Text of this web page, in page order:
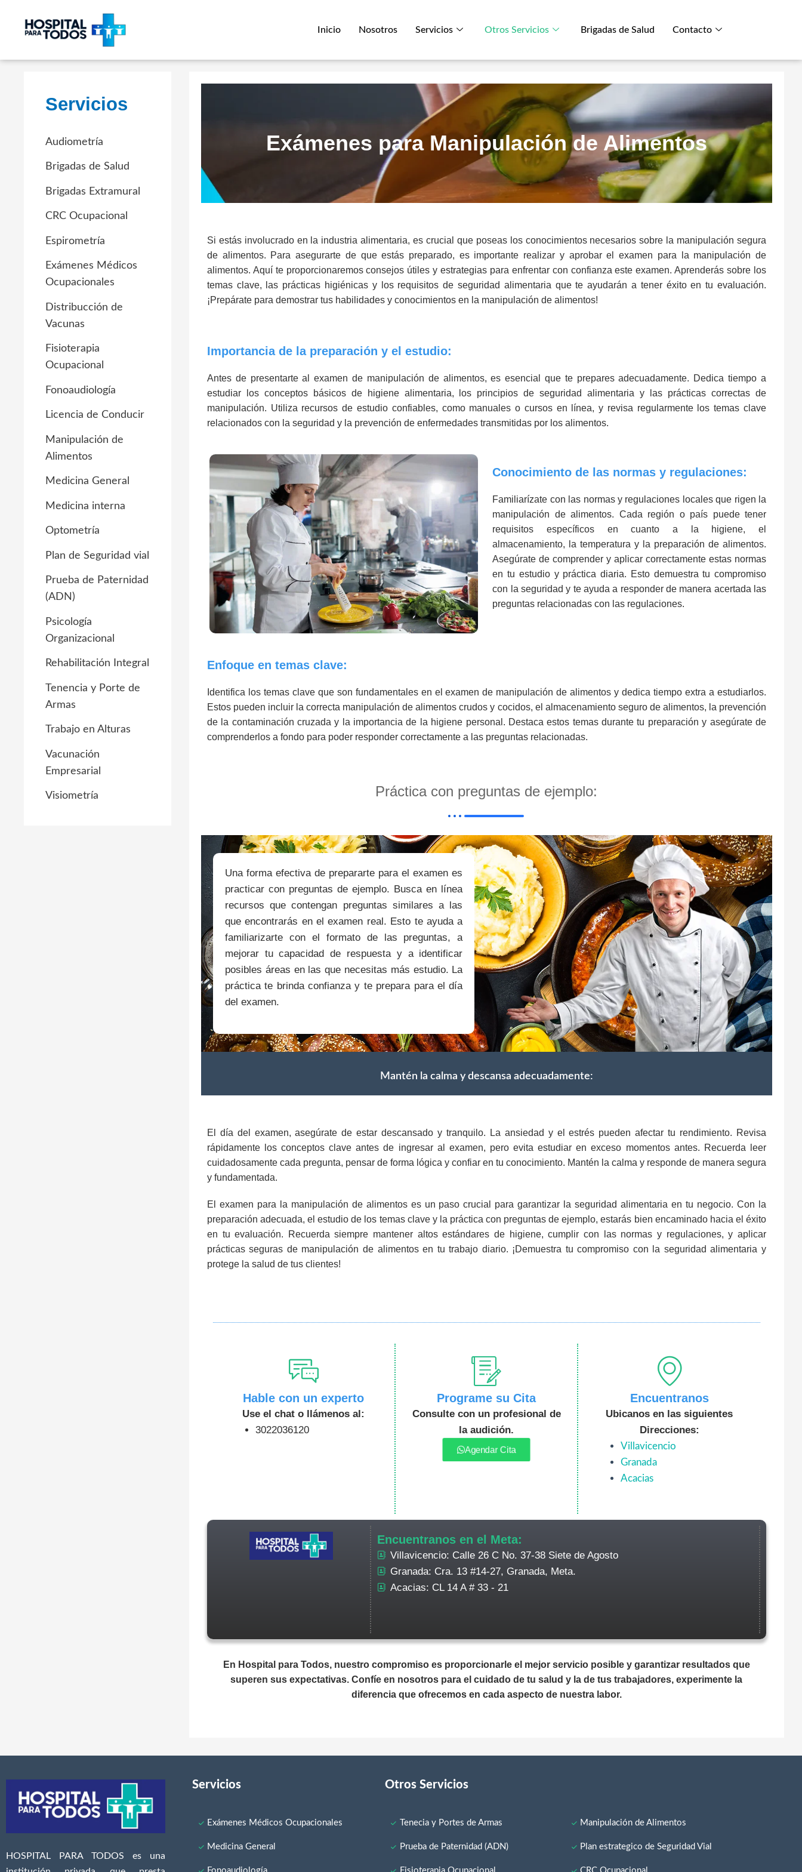
Inicio Nosotros Servicios Otros Servicios Brigadas de Salud Contacto
Servicios
Audiometría
Brigadas de Salud
Brigadas Extramural
CRC Ocupacional
Espirometría
Exámenes Médicos
Ocupacionales
Distribucción de
Vacunas
Fisioterapia
Ocupacional
Fonoaudiología
Licencia de Conducir
Manipulación de
Alimentos
Medicina General
Medicina interna
Optometría
Plan de Seguridad vial
Prueba de Paternidad
(ADN)
Psicología
Organizacional
Rehabilitación Integral
Tenencia y Porte de
Armas
Trabajo en Alturas
Vacunación
Empresarial
Visiometría
Exámenes para Manipulación de Alimentos
Si estás involucrado en la industria alimentaria, es crucial que poseas los conocimientos necesarios sobre la manipulación segura
de alimentos. Para asegurarte de que estás preparado, es importante realizar y aprobar el examen para la manipulación de
alimentos. Aquí te proporcionaremos consejos útiles y estrategias para enfrentar con confianza este examen. Aprenderás sobre los
temas clave, las prácticas higiénicas y los requisitos de seguridad alimentaria que te ayudarán a tener éxito en tu evaluación.
¡Prepárate para demostrar tus habilidades y conocimientos en la manipulación de alimentos!
Importancia de la preparación y el estudio:
Antes de presentarte al examen de manipulación de alimentos, es esencial que te prepares adecuadamente. Dedica tiempo a
estudiar los conceptos básicos de higiene alimentaria, los principios de seguridad alimentaria y las prácticas correctas de
manipulación. Utiliza recursos de estudio confiables, como manuales o cursos en línea, y revisa regularmente los temas clave
relacionados con la seguridad y la prevención de enfermedades transmitidas por los alimentos.
Conocimiento de las normas y regulaciones:
Familiarízate con las normas y regulaciones locales que rigen la
manipulación de alimentos. Cada región o país puede tener
requisitos específicos en cuanto a la higiene, el
almacenamiento, la temperatura y la preparación de alimentos.
Asegúrate de comprender y aplicar correctamente estas normas
en tu estudio y práctica diaria. Esto demuestra tu compromiso
con la seguridad y te ayuda a responder de manera acertada las
preguntas relacionadas con las regulaciones.
Enfoque en temas clave:
Identifica los temas clave que son fundamentales en el examen de manipulación de alimentos y dedica tiempo extra a estudiarlos.
Estos pueden incluir la correcta manipulación de alimentos crudos y cocidos, el almacenamiento seguro de alimentos, la prevención
de la contaminación cruzada y la importancia de la higiene personal. Destaca estos temas durante tu preparación y asegúrate de
comprenderlos a fondo para poder responder correctamente a las preguntas relacionadas.
Práctica con preguntas de ejemplo:
Una forma efectiva de prepararte para el examen es
practicar con preguntas de ejemplo. Busca en línea
recursos que contengan preguntas similares a las
que encontrarás en el examen real. Esto te ayuda a
familiarizarte con el formato de las preguntas, a
mejorar tu capacidad de respuesta y a identificar
posibles áreas en las que necesitas más estudio. La
práctica te brinda confianza y te prepara para el día
del examen.
Mantén la calma y descansa adecuadamente:
El día del examen, asegúrate de estar descansado y tranquilo. La ansiedad y el estrés pueden afectar tu rendimiento. Revisa
rápidamente los conceptos clave antes de ingresar al examen, pero evita estudiar en exceso momentos antes. Recuerda leer
cuidadosamente cada pregunta, pensar de forma lógica y confiar en tu conocimiento. Mantén la calma y responde de manera segura
y fundamentada.
El examen para la manipulación de alimentos es un paso crucial para garantizar la seguridad alimentaria en tu negocio. Con la
preparación adecuada, el estudio de los temas clave y la práctica con preguntas de ejemplo, estarás bien encaminado hacia el éxito
en tu evaluación. Recuerda siempre mantener altos estándares de higiene, cumplir con las normas y regulaciones, y aplicar
prácticas seguras de manipulación de alimentos en tu trabajo diario. ¡Demuestra tu compromiso con la seguridad alimentaria y
protege la salud de tus clientes!
Hable con un experto
Use el chat o llámenos al:
3022036120
Programe su Cita
Consulte con un profesional de
la audición.
Agendar Cita
Encuentranos
Ubicanos en las siguientes
Direcciones:
Villavicencio
Granada
Acacias
Encuentranos en el Meta:
Villavicencio: Calle 26 C No. 37-38 Siete de Agosto
Granada: Cra. 13 #14-27, Granada, Meta.
Acacias: CL 14 A # 33 - 21
En Hospital para Todos, nuestro compromiso es proporcionarle el mejor servicio posible y garantizar resultados que
superen sus expectativas. Confíe en nosotros para el cuidado de tu salud y la de tus trabajadores, experimente la
diferencia que ofrecemos en cada aspecto de nuestra labor.
HOSPITAL PARA TODOS es una
Servicios
Exámenes Médicos Ocupacionales
Medicina General
Otros Servicios
Tenecia y Portes de Armas
Prueba de Paternidad (ADN)
Manipulación de Alimentos
Plan estrategico de Seguridad Vial